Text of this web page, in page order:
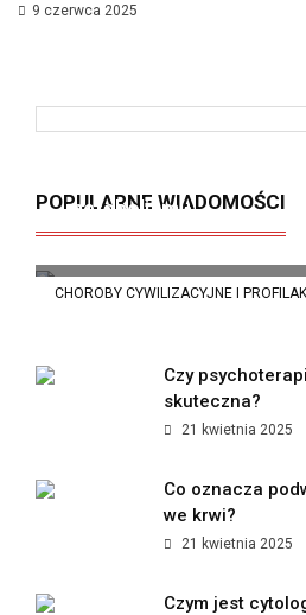
9 czerwca 2025
POPULARNE WIADOMOŚCI
CHOROBY CYWILIZACYJNE I
metabolizmu
Czy
skuteczna?
21 kwietnia 2025
Co oznacza
we krwi?
21 kwietnia 2025
Czym jest